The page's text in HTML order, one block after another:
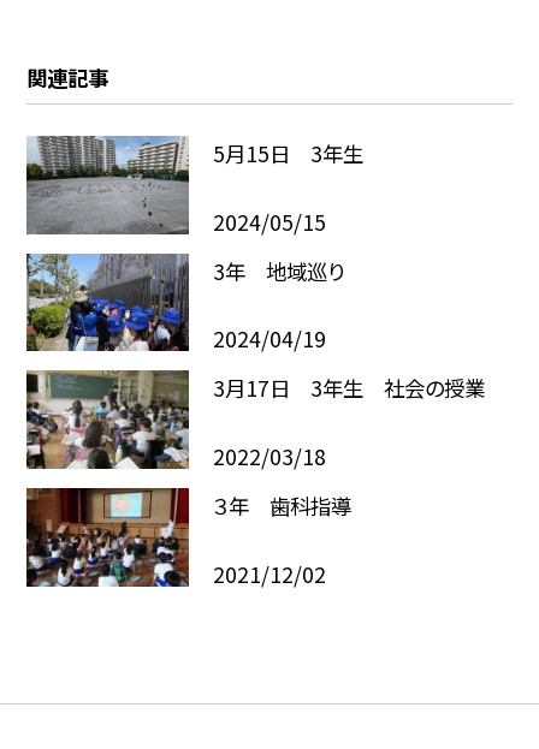
関連記事
5月15日 3年生
2024/05/15
3年 地域巡り
2024/04/19
3月17日 3年生 社会の授業
2022/03/18
３年 歯科指導
2021/12/02